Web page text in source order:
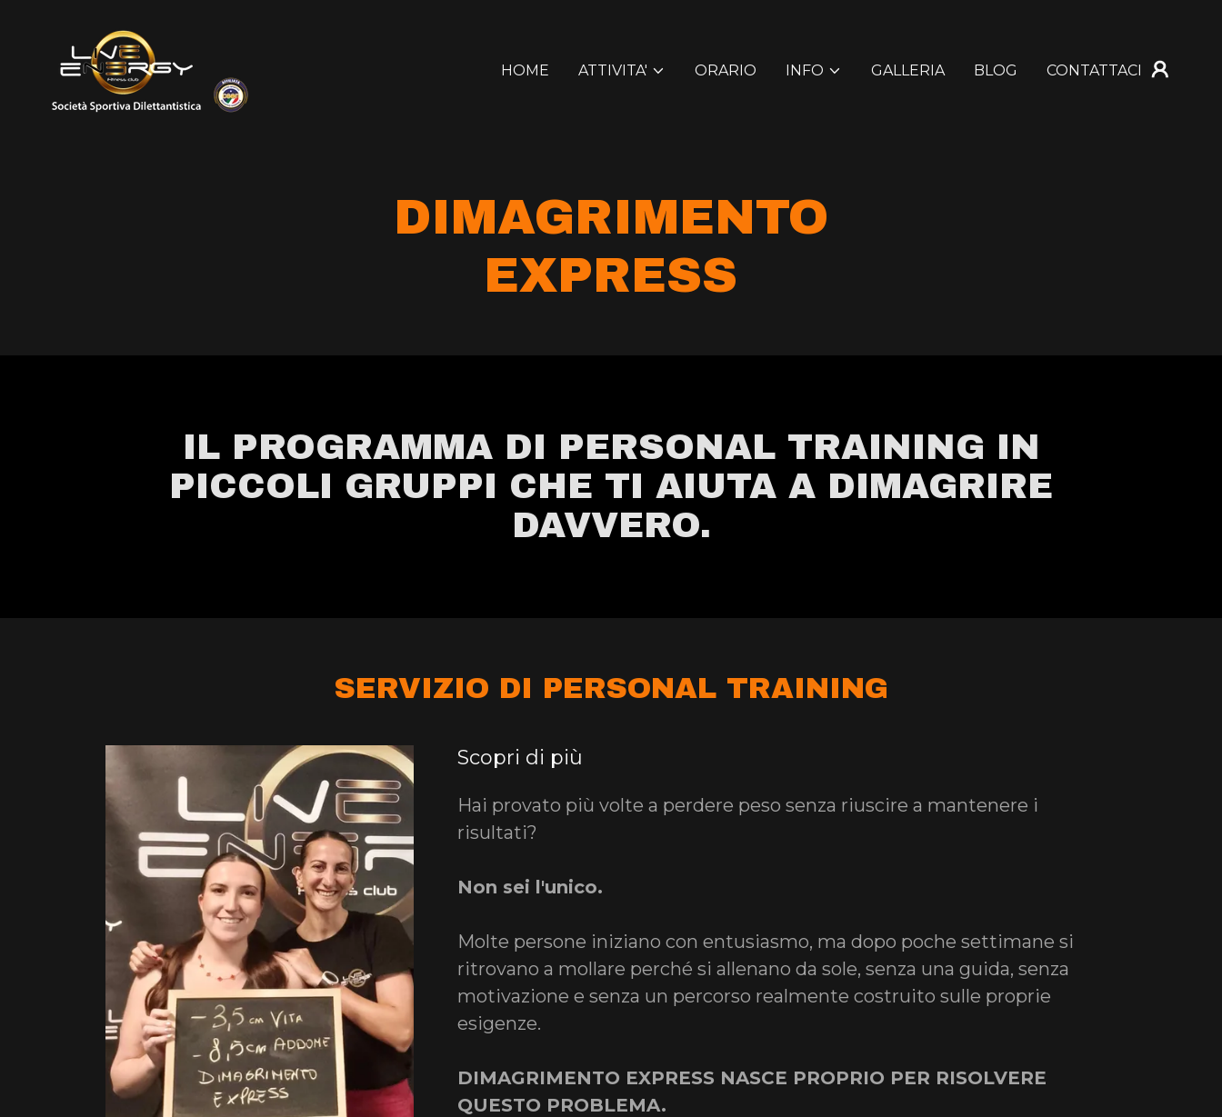
HOME ATTIVITA' ORARIO INFO GALLERIA BLOG CONTATTACI
DIMAGRIMENTO
EXPRESS
IL PROGRAMMA DI PERSONAL TRAINING IN
PICCOLI GRUPPI CHE TI AIUTA A DIMAGRIRE
DAVVERO.
SERVIZIO DI PERSONAL TRAINING
Scopri di più
Hai provato più volte a perdere peso senza riuscire a mantenere i
risultati?
Non sei l'unico.
Molte persone iniziano con entusiasmo, ma dopo poche settimane si
ritrovano a mollare perché si allenano da sole, senza una guida, senza
motivazione e senza un percorso realmente costruito sulle proprie
esigenze.
DIMAGRIMENTO EXPRESS NASCE PROPRIO PER RISOLVERE
QUESTO PROBLEMA.